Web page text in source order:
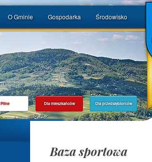
O Gminie Gospodarka Środowisko
Pilne Dla mieszkańców Dla przedsiębiorców
Baza sportowa